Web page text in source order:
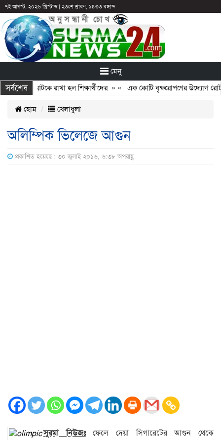
৭ই আগস্ট, ২০২৬ খ্রিস্টাব্দ| ২৩শে শ্রাবণ, ১৪৩৩ বঙ্গাব্দ
মেনু
সর্বশেষপরও আটকে রাখা হল শিক্ষার্থীদের» « এক কোটি বৃক্ষরোপণের উদ্যোগ
হোম খেলাধুলা
অলিম্পিক ভিলেজে আগুন
প্রকাশিত হয়েছে : ৩০ জুলাই ২০১৬, ৬:৩৮ অপরাহ্ণ
সুরমা নিউজঃফেলে দেয়া সিগারেটের আগুন থেকে